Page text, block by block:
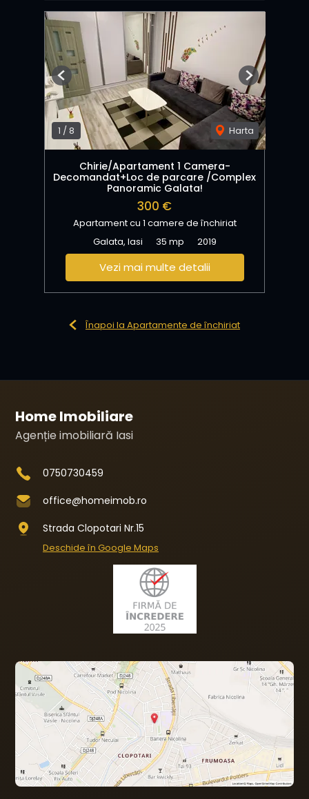
1 /8 Harta
Previous Next
Chirie/Apartament 1 Camera-
Decomandat+Loc de parcare /Complex
Panoramic Galata!
300 €
Apartament cu 1 camere de închiriat
Galata, Iasi
35 mp 2019
Vezi mai multe detalii
Înapoi la Apartamente de închiriat
Home Imobiliare
Agenție imobiliară Iasi
0750730459
office@homeimob.ro
Strada Clopotari Nr.15
Deschide în Google Maps